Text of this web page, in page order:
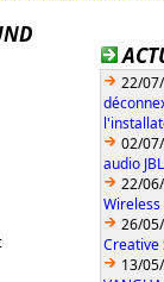
22/
02/
audio
22/
26/
Creative
13/